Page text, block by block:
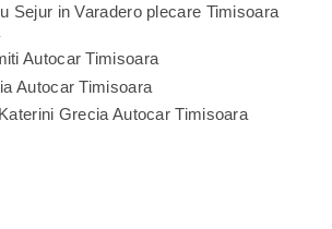
Sejur in Varadero plecare Timisoara
Autocar Timisoara
Autocar Timisoara
Grecia Autocar Timisoara